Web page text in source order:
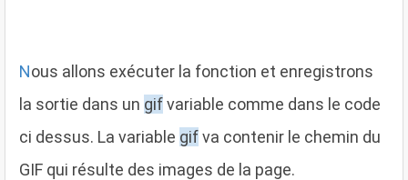
Nous allons exécuter la fonction et enregistrons
la sortie dans un gifvariable comme dans le code
ci dessus. La variable gifva contenir le chemin du
GIF qui résulte des images de la page.